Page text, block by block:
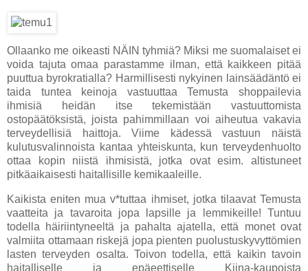
Ollaanko me oikeasti NÄIN tyhmiä? Miksi me suomalaiset ei
voida tajuta omaa parastamme ilman, että kaikkeen pitää
puuttua byrokratialla? Harmillisesti nykyinen lainsäädäntö ei
taida tuntea keinoja vastuuttaa Temusta shoppailevia
ihmisiä heidän itse tekemistään vastuuttomista
ostopäätöksistä, joista pahimmillaan voi aiheutua vakavia
terveydellisiä haittoja. Viime kädessä vastuun näistä
kulutusvalinnoista kantaa yhteiskunta, kun terveydenhuolto
ottaa kopin niistä ihmisistä, jotka ovat esim. altistuneet
pitkäaikaisesti haitallisille kemikaaleille.
Kaikista eniten mua v*tuttaa ihmiset, jotka tilaavat Temusta
vaatteita ja tavaroita jopa lapsille ja lemmikeille! Tuntuu
todella häiriintyneeltä ja pahalta ajatella, että monet ovat
valmiita ottamaan riskejä jopa pienten puolustuskyvyttömien
lasten terveyden osalta. Toivon todella, että kaikin tavoin
haitalliselle ja epäeettiselle Kiina-kaupoista